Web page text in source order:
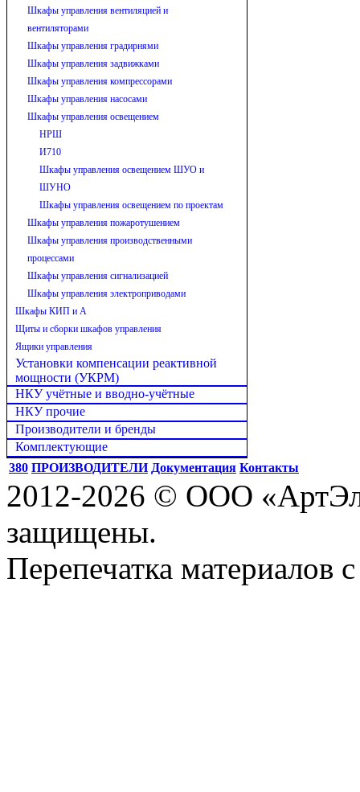
Шкафы управления вентиляцией и
вентиляторами
Шкафы управления градирнями
Шкафы управления задвижками
Шкафы управления компрессорами
Шкафы управления насосами
Шкафы управления освещением
НРШ
И710
Шкафы управления освещением ШУО и
ШУНО
Шкафы управления освещением по проектам
Шкафы управления пожаротушением
Шкафы управления производственными
процессами
Шкафы управления сигнализацией
Шкафы управления электроприводами
Шкафы КИП и А
Щиты и сборки шкафов управления
Ящики управления
Установки компенсации реактивной
мощности (УКРМ)
НКУ учётные и вводно-учётные
НКУ прочие
Производители и бренды
Комплектующие
380 ПРОИЗВОДИТЕЛИ Документация Контакты
2012-2026 © ООО
защищены.
Перепечатка материалов